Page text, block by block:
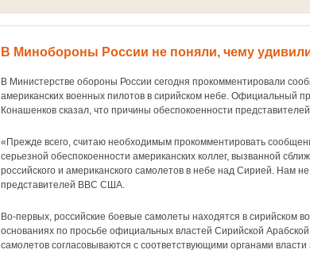
В Минобороны России не поняли, чему
В Министерстве обороны России сегодня прокомментировали
американских военных пилотов в сирийском небе. Официальный
Конашенков сказал, что причины обеспокоенности
«Прежде всего, считаю необходимым прокомментировать
серьезной обеспокоенности американских коллег, вызванной
российского и американского самолетов в небе над Сирией. Нам
представителей ВВС США.
Во-первых, российские боевые самолеты находятся в сирийском
основаниях по просьбе официальных властей Сирийской
самолетов согласовываются с соответствующими органами власти